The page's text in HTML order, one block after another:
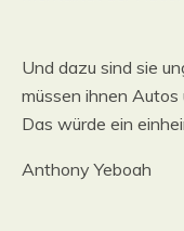
Und dazu sind sie
müssen ihnen Autos
Das würde ein
Anthony Yeboah